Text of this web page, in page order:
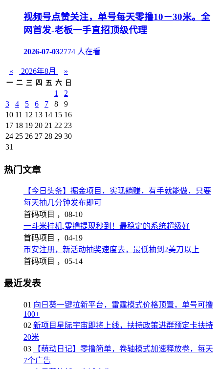
视频号点赞关注，单号每天零撸10－30米。全
网首发-老板一手直招顶级代理
2026-07-032774 人在看
« 2026年8月 »
一 二 三 四 五 六 日
1
2
3
4 5 6 7 8
9
10 11 12 13 14 15 16
17 18 19 20 21 22 23
24 25 26 27 28 29 30
31
热门文章
【今日头条】掘金项目，实现躺赚，有手就能做，只要
每天抽几分钟发布即可
首码项目 ， 08-10
一斗米挂机,零撸提现秒到！最稳定的系统超级好
首码项目 ， 04-19
币安注册，新活动抽奖速度去，最低抽到2美刀以上
首码项目 ， 05-14
最近发表
01 向日葵一键拉新平台，雷霆模式价格顶置，单号可撸
100+
02 新项目星际宇宙即将上线，扶持政策进群预定卡扶持
20米
03
【萌动日记】零撸简单，卷轴模式加速释放卷，每天
7个广告